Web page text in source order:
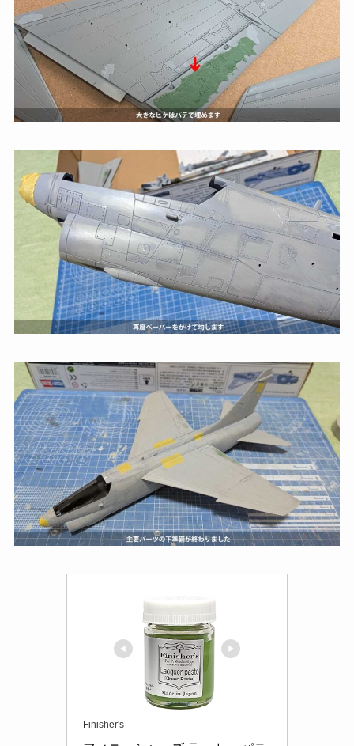
Finisher's